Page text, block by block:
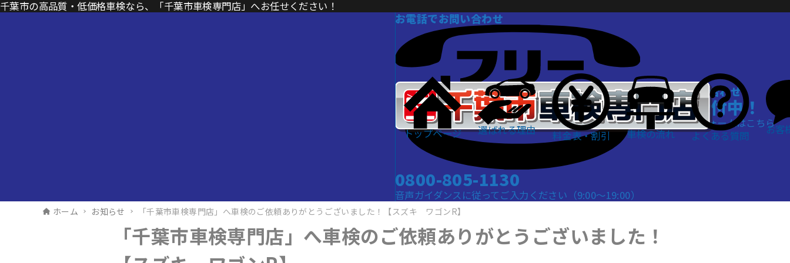
千葉市の高品質・低価格車検なら、「千葉市車検専門店」へお任せください！
お電話でお問い合わせ
0800-805-1130
音声ガイダンスに従ってご入力ください（9:00～19:00）
WEBでお問い合わせ
24時間受付中！
お問い合わせフォームはこちら
トップページ 選ばれる理由 料金表・割引 車検の流れ よくある質問 お客
ホーム お知らせ 「千葉市車検専門店」へ車検のご依頼ありがとうございました！【スズキ ワゴンR】
「千葉市車検専門店」へ車検のご依頼ありがとうございました！